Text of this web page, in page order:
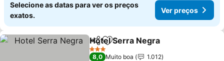
Selecione as datas para ver os preços
exatos.
Ver preços
PartilharAdicionar aos favoritos
Hotel Serra Negra
3 Estrelas
8,0 Muito boa
1.012